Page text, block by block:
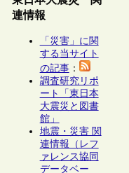
連情報
「災害」に関
する当サイト
の記事：
調査研究リポ
ート「東日本
大震災と図書
館」
地震・災害 関
連情報（レフ
ァレンス協同
データベー